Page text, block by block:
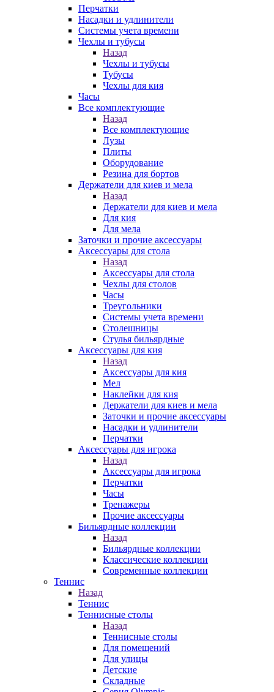
Перчатки
Насадки и удлинители
Системы учета времени
Чехлы и тубусы
Назад
Чехлы и тубусы
Тубусы
Чехлы для кия
Часы
Все комплектующие
Назад
Все комплектующие
Лузы
Плиты
Оборудование
Резина для бортов
Держатели для киев и мела
Назад
Держатели для киев и мела
Для кия
Для мела
Заточки и прочие аксессуары
Аксессуары для стола
Назад
Аксессуары для стола
Чехлы для столов
Часы
Треугольники
Системы учета времени
Столешницы
Стулья бильярдные
Аксессуары для кия
Назад
Аксессуары для кия
Мел
Наклейки для кия
Держатели для киев и мела
Заточки и прочие аксессуары
Насадки и удлинители
Перчатки
Аксессуары для игрока
Назад
Аксессуары для игрока
Перчатки
Часы
Тренажеры
Прочие аксессуары
Бильярдные коллекции
Назад
Бильярдные коллекции
Классические коллекции
Современные коллекции
Теннис
Назад
Теннис
Теннисные столы
Назад
Теннисные столы
Для помещений
Для улицы
Детские
Складные